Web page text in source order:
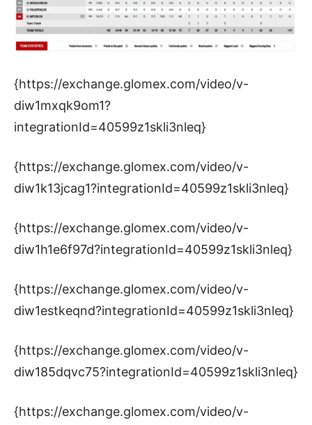
{https://exchange.glomex.com/video/v-
diw1mxqk9om1?
integrationId=40599z1skli3nleq}
{https://exchange.glomex.com/video/v-
diw1k13jcag1?integrationId=40599z1skli3nleq}
{https://exchange.glomex.com/video/v-
diw1h1e6f97d?integrationId=40599z1skli3nleq}
{https://exchange.glomex.com/video/v-
diw1estkeqnd?integrationId=40599z1skli3nleq}
{https://exchange.glomex.com/video/v-
diw185dqvc75?integrationId=40599z1skli3nleq}
{https://exchange.glomex.com/video/v-